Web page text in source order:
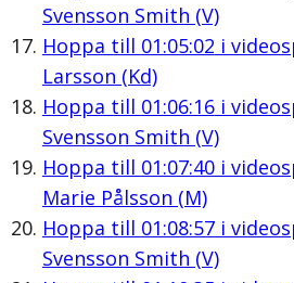
Svensson Smith (V)
Hoppa till 01:05:02 i
Larsson (Kd)
Hoppa till 01:06:16i
Svensson Smith (V)
Hoppa till 01:07:40i
Marie Pålsson (M)
Hoppa till 01:08:57i
Svensson Smith (V)